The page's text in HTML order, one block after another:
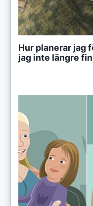
Hur planerar jag
jag inte längre